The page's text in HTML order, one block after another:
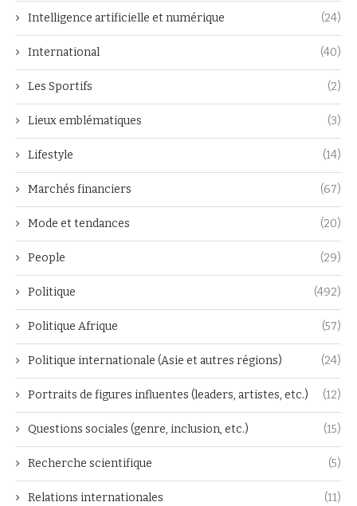
Intelligence artificielle et numérique (24)
International (40)
Les Sportifs (2)
Lieux emblématiques (3)
Lifestyle (14)
Marchés financiers (67)
Mode et tendances (20)
People (29)
Politique (492)
Politique Afrique (57)
Politique internationale (Asie et autres régions) (24)
Portraits de figures influentes (leaders, artistes, etc.) (12)
Questions sociales (genre, inclusion, etc.) (15)
Recherche scientifique (5)
Relations internationales (11)